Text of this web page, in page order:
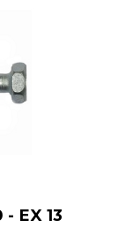
EX 13